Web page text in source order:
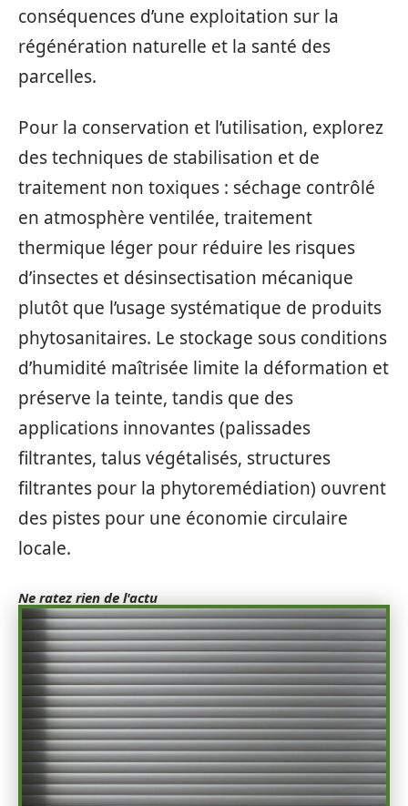
conséquences d’une exploitation sur la
régénération naturelle et la santé des
parcelles.
Pour la conservation et l’utilisation, explorez
des techniques de stabilisation et de
traitement non toxiques : séchage contrôlé
en atmosphère ventilée, traitement
thermique léger pour réduire les risques
d’insectes et désinsectisation mécanique
plutôt que l’usage systématique de produits
phytosanitaires. Le stockage sous conditions
d’humidité maîtrisée limite la déformation et
préserve la teinte, tandis que des
applications innovantes (palissades
filtrantes, talus végétalisés, structures
filtrantes pour la phytoremédiation) ouvrent
des pistes pour une économie circulaire
locale.
Ne ratez rien de l'actu